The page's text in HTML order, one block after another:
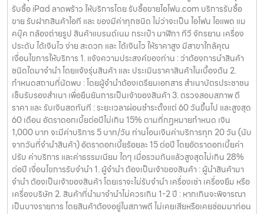
รับซื้อ iPad ลาดพร้าว ให้บริการโดย รับซื้อขายไอโฟน.com บริการรับซื้อ
ขาย รับฝากสินค้าไอที และ ของมีค่าทุกชนิด ไม่ว่าจะเป็น ไอโฟน ไอแพด แม
คบุ๊ค กล้องถ่ายรูป สินค้าแบรนด์เนม กระเป๋า นาฬิกา ทีวี จักรยาน เครื่อง
ประดับ ได้เงินไว ง่าย สะดวก และ ได้เงินไว ให้ราคาสูง มีสาขาใกล้คุณ
เงื่อนไขการให้บริการ 1. แจ้งความประสงค์ของท่าน : ว่าต้องการนำสินค้า
ชนิดใดมาจำนำ โดยแจ้งรุ่นสินค้า และ ประเมินราคาสินค้าในเบื้องต้น 2.
กำหนดสถานที่นัดพบ : โดยผู้จำนำต้องเตรียมเอกสาร สำเนาบัตรประชาชน
เซ็นรับรองสำเนา เพื่อยืนยันการเป็นเจ้าของสินค้า 3. ตรวจสอบสภาพ ตี
ราคา และ รับเงินสดทันที : ระยะเวลาผ่อนชำระตั้งแต่ 60 วันขึ้นไป และสูงสุด
60 เดือน อัตราดอกเบี้ยต่อปีไม่เกิน 15% ตามที่กฏหมายกำหนด เงิน
1,000 บาท จะมีค่าบริการ 5 บาท/วัน ท่านโอนเงินค่าบริการทุก 20 วัน (นับ
จากวันที่จำนำสินค้า) อัตราดอกเบี้ยร้อยละ 15 ต่อปี โดยอัตราดอกเบี้ยค่า
ปรับ ค่าบริการ และค่าธรรมเนียม ใดๆ เมื่อรวมกันแล้วสูงสุดไม่เกิน 28%
ต่อปี เงื่อนไขการรับจำนำ 1. ผู้จำนำ ต้องเป็นเจ้าของสินค้า : ผู้นำสินค้ามา
จำนำ ต้องเป็นเจ้าของสินค้า โดยเราจะไม่รับจำนำ เครื่องเช่า เครื่องยืม หรือ
เครื่องบริษัท 2. สินค้าที่นำมาจำนำไม่ควรเกิน 1-2 ปี : หากเกินจะพิจารณา
เป็นบางรายการ โดยสินค้าต้องอยู่ในสภาพดี ไม่เคยเสียหรือเคยซ่อมมาก่อน